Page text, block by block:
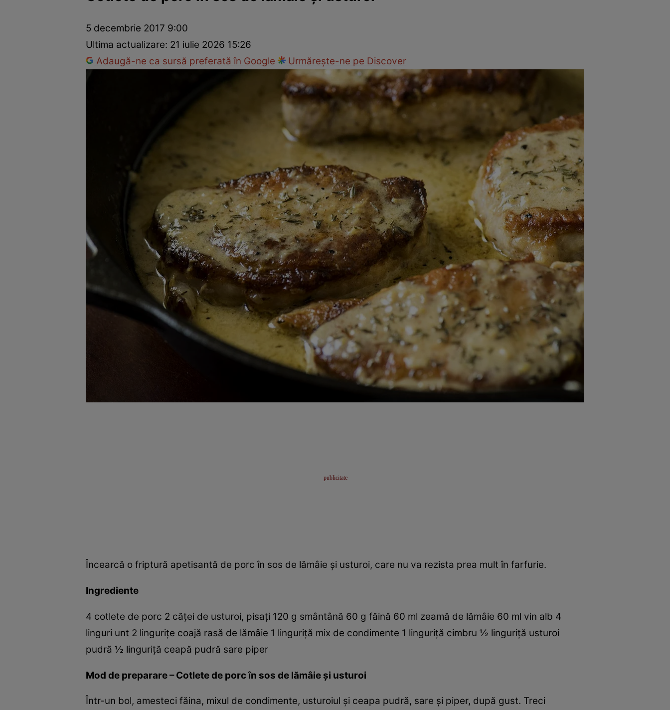
Mâncăruri rapideRețete cu legume
5 decembrie 2017 9:00
Ultima actualizare: 21 iulie 2026 15:26
Adaugă-ne ca sursă preferată în Google
Urmărește-ne pe Discover
Încearcă o friptură apetisantă de porc în sos de lămâie şi usturoi, care nu va rezista prea mult în farfurie.
Ingrediente
4 cotlete de porc 2 căţei de usturoi, pisaţi 120 g smântână 60 g făină 60 ml zeamă de lămâie 60 ml vin alb 4
linguri unt 2 linguriţe coajă rasă de lămâie 1 linguriţă mix de condimente 1 linguriţă cimbru ½ linguriţă usturoi
pudră ½ linguriţă ceapă pudră sare piper
Mod de preparare – Cotlete de porc în sos de lămâie şi usturoi
Într-un bol, amesteci făina, mixul de condimente, usturoiul şi ceapa pudră, sare şi piper, după gust. Treci